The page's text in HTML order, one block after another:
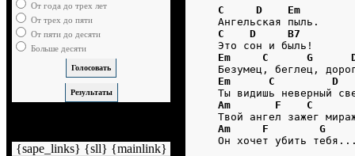
От года до трех лет
От трех до пяти
От пяти до десяти
Больше десяти
{sape_links} {sll} {mainlink}
C     D    Em
     Ангельская пыль.
C    D     B7
     Это сон и быль!
Em     C      G
Безумец, беглец,
Em      C         D
Ты видишь неверный
Am       F    C
Твой ангел зажег
Am     F        G
Он хочет убить